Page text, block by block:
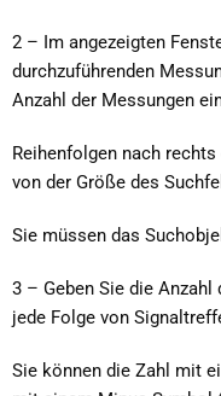
2 – Im angezeigten
durchzuführenden
Anzahl der Messungen
Reihenfolgen nach
von der Größe des
Sie müssen das
3 – Geben Sie die
jede Folge von
Sie können die Zahl mit